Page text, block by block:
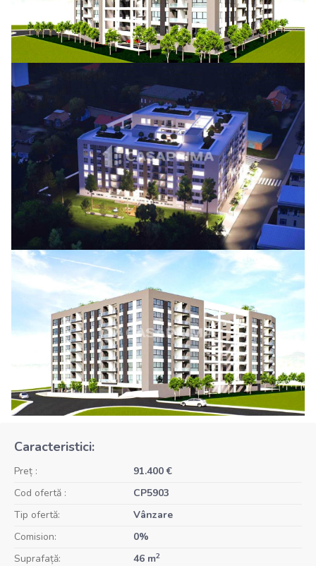
Caracteristici:
Preț :
91.400 €
Cod ofertă :
CP5903
Tip ofertă:
Vânzare
Comision:
0%
Suprafață:
46 m2